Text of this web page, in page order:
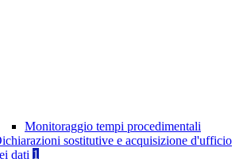
Monitoraggio tempi procedimentali
sostitutive e acquisizione d'ufficio
dati 1